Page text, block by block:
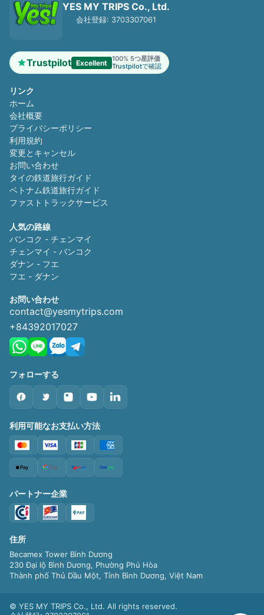
YES MY TRIPS Co., Ltd.
会社登録: 3703307061
Trustpilot Excellent 100% 5つ星評価
Trustpilotで確認
リンク
ホーム
会社概要
プライバシーポリシー
利用規約
変更とキャンセル
お問い合わせ
タイの鉄道旅行ガイド
ベトナム鉄道旅行ガイド
ファストトラックサービス
人気の路線
バンコク - チェンマイ
チェンマイ - バンコク
ダナン - フエ
フエ - ダナン
お問い合わせ
contact@yesmytrips.com
+84392017027
フォローする
利用可能なお支払い方法
パートナー企業
住所
Becamex Tower Bình Dương
230 Đại lộ Bình Dương, Phường Phú Hòa
Thành phố Thủ Dầu Một, Tỉnh Bình Dương, Việt Nam
© YES MY TRIPS Co., Ltd. All rights reserved.